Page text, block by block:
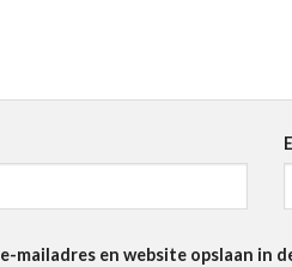
mailadres en website opslaan in